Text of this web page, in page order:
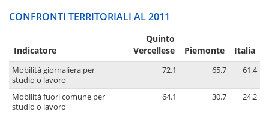
CONFRONTI TERRITORIALI AL 2011
Indicatore
Quinto
Vercellese
Piemonte Italia
Mobilità giornaliera per
studio o lavoro
72.1 65.7 61.4
Mobilità fuori comune per
studio o lavoro
64.1 30.7 24.2